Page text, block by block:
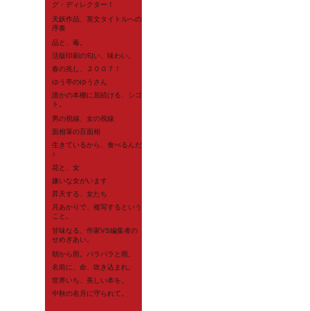
グ・ディレクター！
天妖作品、英文タイトルへの
序奏
品と、毒。
活版印刷の匂い、味わい。
春の兆し、２００７！
ゆう亭のゆうさん
誰かの本棚に居続ける、シゴ
ト。
男の視線、女の視線
面相筆の百面相
生きているから、食べるんだ
♪
花と、女
嫌いな女がいます
昇天する、女たち
月あかりで、複写するという
こと。
甘味なる、作家VS編集者の
せめぎあい。
朝から雨。バラバラと雨。
名前に、命、吹き込まれ。
世界いち、美しい本を。
中秋の名月に守られて。